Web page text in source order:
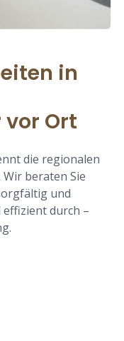
in
Ort
die regionalen
beraten Sie
und
durch –